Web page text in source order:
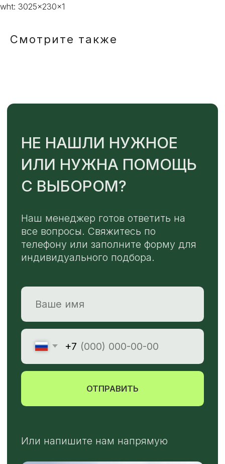
wht: 3025x230x1
Смотрите также
Или напишите нам напрямую
Наш менеджер готов ответить на
индивидуального подбора.